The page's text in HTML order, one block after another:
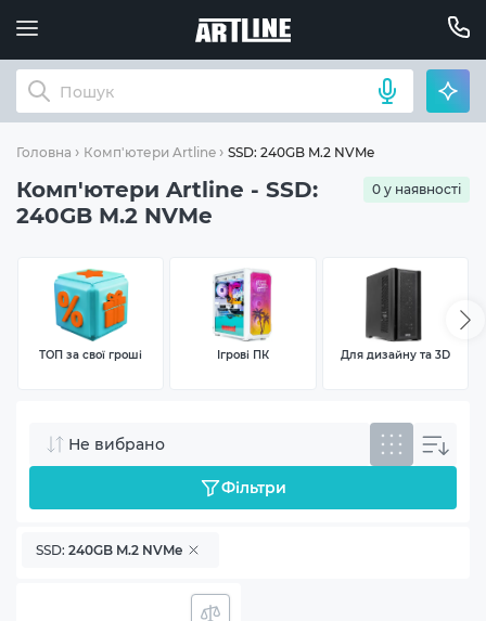
Головна Комп'ютери Artline SSD: 240GB M.2 NVMe
Комп'ютери Artline - SSD:
240GB M.2 NVMe
0 у наявності
ТОП за свої гроші Ігрові ПК Для дизайну та 3D
Не вибрано
Фільтри
SSD: 240GB M.2 NVMe